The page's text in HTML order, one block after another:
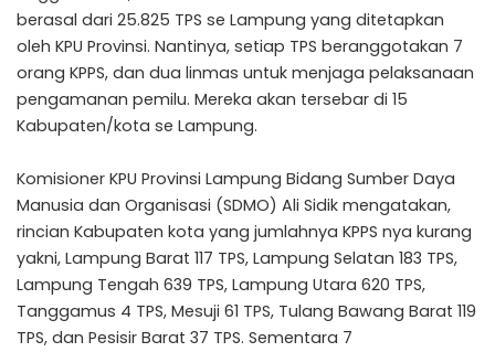
berasal dari 25.825 TPS se Lampung yang ditetapkan
oleh KPU Provinsi. Nantinya, setiap TPS beranggotakan 7
orang KPPS, dan dua linmas untuk menjaga pelaksanaan
pengamanan pemilu. Mereka akan tersebar di 15
Kabupaten/kota se Lampung.
Komisioner KPU Provinsi Lampung Bidang Sumber Daya
Manusia dan Organisasi (SDMO) Ali Sidik mengatakan,
rincian Kabupaten kota yang jumlahnya KPPS nya kurang
yakni, Lampung Barat 117 TPS, Lampung Selatan 183 TPS,
Lampung Tengah 639 TPS, Lampung Utara 620 TPS,
Tanggamus 4 TPS, Mesuji 61 TPS, Tulang Bawang Barat 119
TPS, dan Pesisir Barat 37 TPS. Sementara 7